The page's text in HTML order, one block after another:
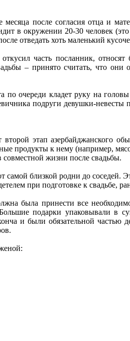
месяца после согласия отца и
в окружении 20-30 человек
отведать хоть маленький
часть посланник,
– принято считать, что
по очереди кладет руку на
подруги девушки-
этап азербайджанского
продукты к нему (например,
совместной жизни после свадьбы.
самой близкой родни до
при подготовке к свадьбе,
была принести все
подарки упаковывали
и были обязательной